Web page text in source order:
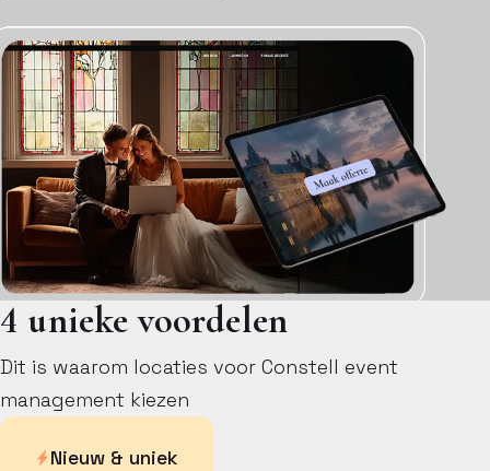
4 unieke voordelen
Dit is waarom locaties voor Constell event
management kiezen
Nieuw & uniek